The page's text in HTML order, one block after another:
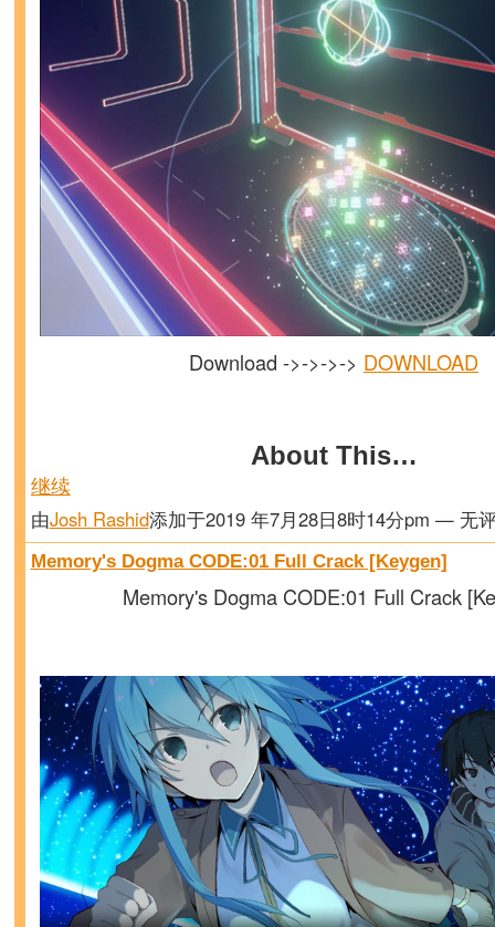
Download ->->->-> DOWNLOAD
About This…
继续
由Josh Rashid添加于2019 年7月28日8时14分pm — 无
Memory's Dogma CODE:01 Full Crack [Keygen]
Memory's Dogma CODE:01 Full Crack